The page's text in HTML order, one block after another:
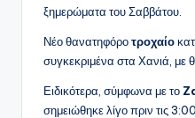
ξημερώματα του Σαββάτου.
Νέο θανατηφόροτροχαίο
συγκεκριμένα στα Χανιά, με
Ειδικότερα, σύμφωνα με το
σημειώθηκε λίγο πριν τις